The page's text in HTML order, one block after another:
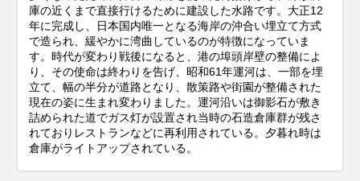
庫の近くまで直接行けるために建設した水路です。大正12
年に完成し、日本国内唯一となる海岸の沖合い埋立て方式
で造られ、緩やかに湾曲しているのが特徴になっていま
す。時代が変わり戦後になると、港の埠頭岸壁の整備によ
り、その使命は終わりを告げ、昭和61年運河は、一部を埋
立て、幅の半分が道路となり、散策路や街園が整備された
現在の姿に生まれ変わりました。運河沿いは御影石が敷き
詰められた道でガス灯が設置され当時の石造倉庫群が残さ
れておりレストランなどに再利用されている。夕暮れ時は
倉庫がライトアップされている。